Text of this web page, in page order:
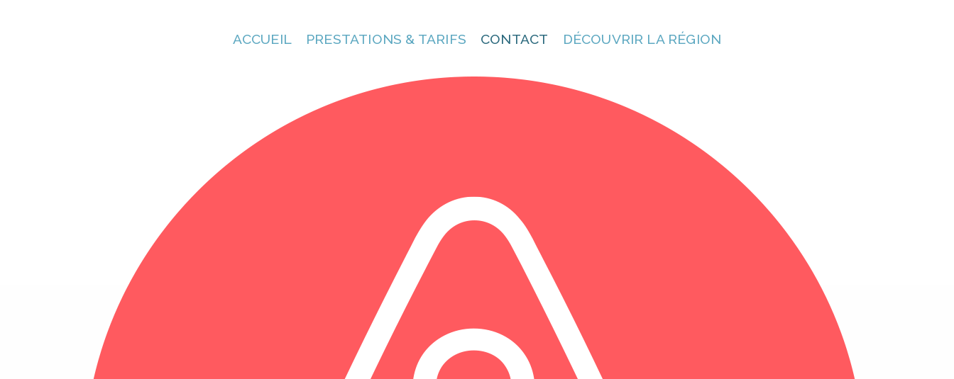
ACCUEIL PRESTATIONS & TARIFS CONTACT DÉCOUVRIR LA RÉGION